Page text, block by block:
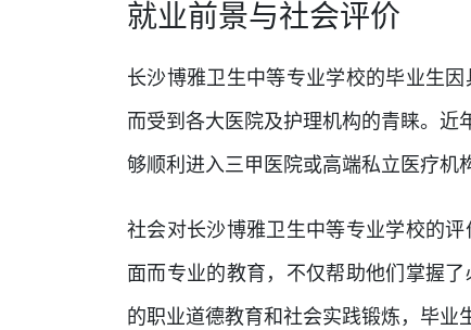
就业前景与社会评价
长沙博雅卫生中等专业学校的毕业生
而受到各大医院及护理机构的青睐。近
够顺利进入三甲医院或高端私立医疗机
社会对长沙博雅卫生中等专业学校的
面而专业的教育，不仅帮助他们掌握
的职业道德教育和社会实践锻炼，毕业